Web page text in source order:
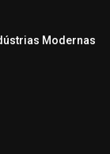
Modernas